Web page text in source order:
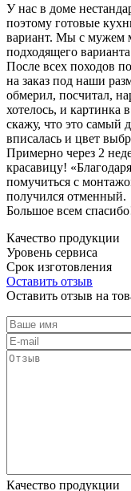
У нас в доме
поэтому готовые
вариант. Мы с мужем
подходящего
После всех походов
на заказ под наши
обмерил, посчитал,
хотелось, и картинка
скажу, что это самый
вписалась и цвет
Примерно через 2
красавицу!
помучиться с
получился отменный.
Большое всем
Качество продукции
Уровень сервиса
Срок изготовления
Оставить отзыв
Оставить отзыв на
Качество продукции